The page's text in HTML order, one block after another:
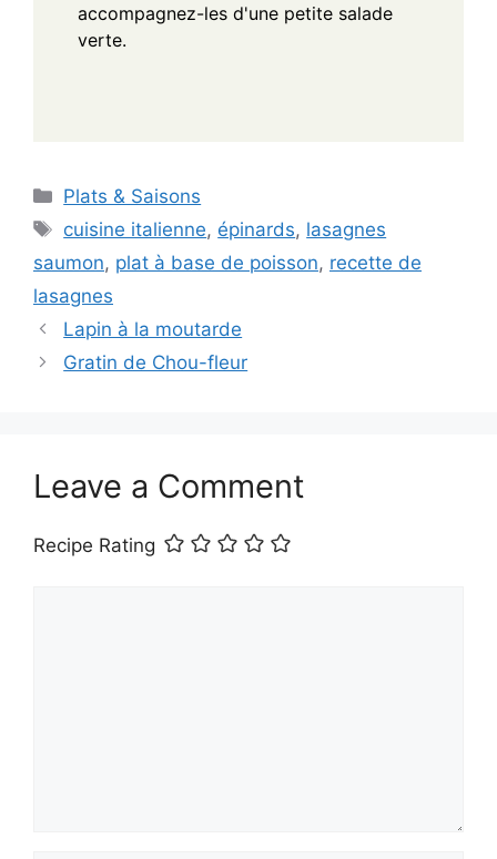
accompagnez-les d'une petite salade
verte.
Categories
Plats & Saisons
Tags
cuisine italienne, épinards, lasagnes
saumon, plat à base de poisson, recette de
lasagnes
Lapin à la moutarde
Gratin de Chou-fleur
Leave a Comment
Recipe Rating